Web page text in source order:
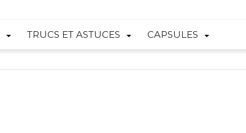
TRUCS ET ASTUCES CAPSULES